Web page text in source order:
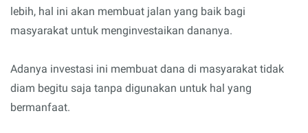
lebih, hal ini akan membuat jalan yang baik bagi
masyarakat untuk menginvestaikan dananya.
Adanya investasi ini membuat dana di masyarakat tidak
diam begitu saja tanpa digunakan untuk hal yang
bermanfaat.